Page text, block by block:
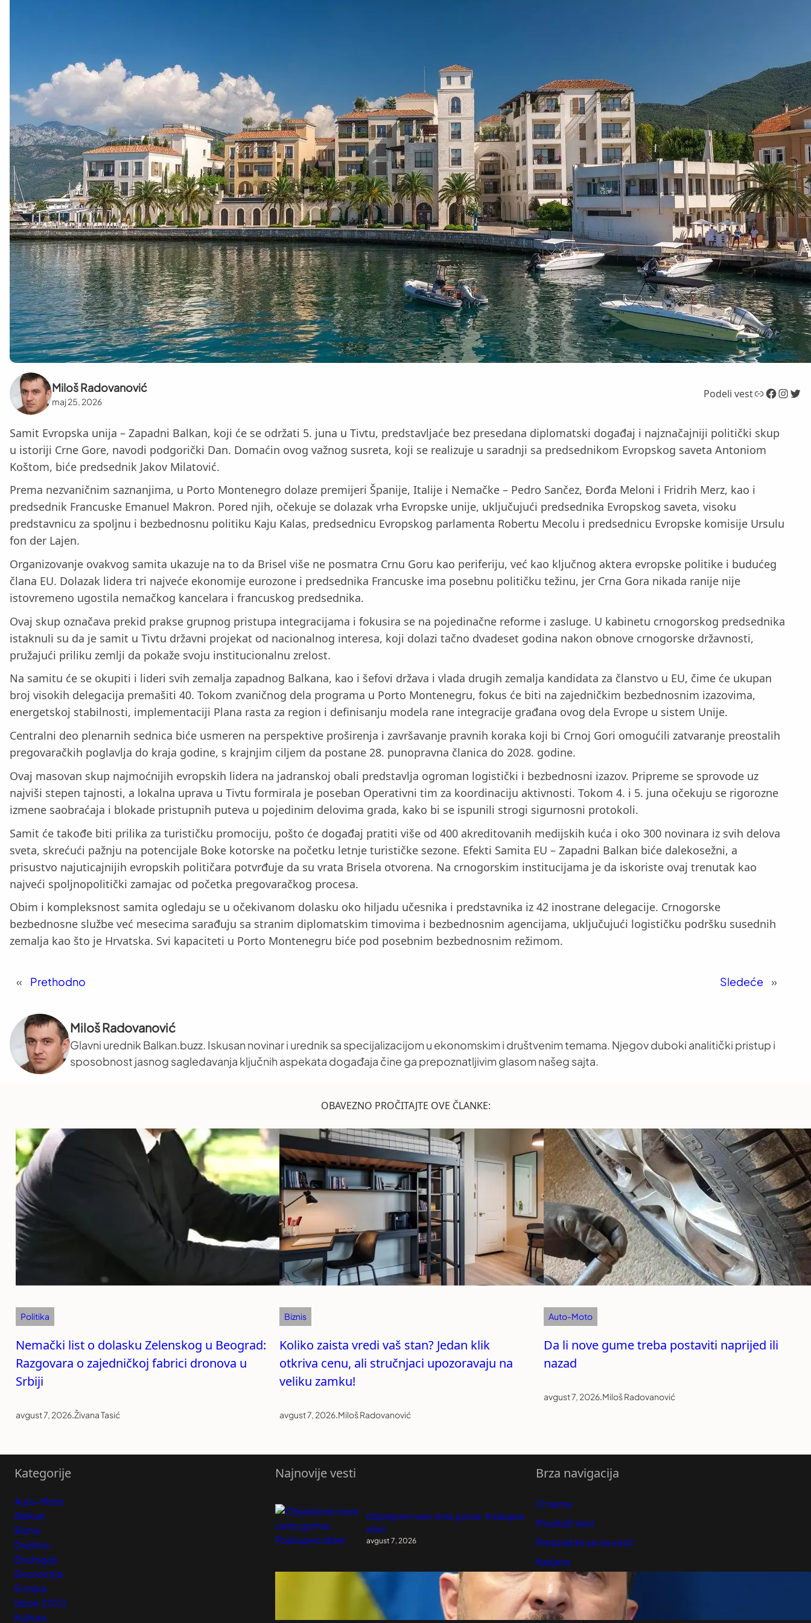
Miloš Radovanović
maj 25, 2026
Podeli vestLink Facebook InstagramTwitter
Samit Evropska unija – Zapadni Balkan, koji će se održati 5. juna u Tivtu, predstavljaće bez presedana diplomatski događaj i najznačajniji politički skup
u istoriji Crne Gore, navodi podgorički Dan. Domaćin ovog važnog susreta, koji se realizuje u saradnji sa predsednikom Evropskog saveta Antoniom
Koštom, biće predsednik Jakov Milatović.
Prema nezvaničnim saznanjima, u Porto Montenegro dolaze premijeri Španije, Italije i Nemačke – Pedro Sančez, Đorđa Meloni i Fridrih Merz, kao i
predsednik Francuske Emanuel Makron. Pored njih, očekuje se dolazak vrha Evropske unije, uključujući predsednika Evropskog saveta, visoku
predstavnicu za spoljnu i bezbednosnu politiku Kaju Kalas, predsednicu Evropskog parlamenta Robertu Mecolu i predsednicu Evropske komisije Ursulu
fon der Lajen.
Organizovanje ovakvog samita ukazuje na to da Brisel više ne posmatra Crnu Goru kao periferiju, već kao ključnog aktera evropske politike i budućeg
člana EU. Dolazak lidera tri najveće ekonomije eurozone i predsednika Francuske ima posebnu političku težinu, jer Crna Gora nikada ranije nije
istovremeno ugostila nemačkog kancelara i francuskog predsednika.
Ovaj skup označava prekid prakse grupnog pristupa integracijama i fokusira se na pojedinačne reforme i zasluge. U kabinetu crnogorskog predsednika
istaknuli su da je samit u Tivtu državni projekat od nacionalnog interesa, koji dolazi tačno dvadeset godina nakon obnove crnogorske državnosti,
pružajući priliku zemlji da pokaže svoju institucionalnu zrelost.
Na samitu će se okupiti i lideri svih zemalja zapadnog Balkana, kao i šefovi država i vlada drugih zemalja kandidata za članstvo u EU, čime će ukupan
broj visokih delegacija premašiti 40. Tokom zvaničnog dela programa u Porto Montenegru, fokus će biti na zajedničkim bezbednosnim izazovima,
energetskoj stabilnosti, implementaciji Plana rasta za region i definisanju modela rane integracije građana ovog dela Evrope u sistem Unije.
Centralni deo plenarnih sednica biće usmeren na perspektive proširenja i završavanje pravnih koraka koji bi Crnoj Gori omogućili zatvaranje preostalih
pregovaračkih poglavlja do kraja godine, s krajnjim ciljem da postane 28. punopravna članica do 2028. godine.
Ovaj masovan skup najmoćnijih evropskih lidera na jadranskoj obali predstavlja ogroman logistički i bezbednosni izazov. Pripreme se sprovode uz
najviši stepen tajnosti, a lokalna uprava u Tivtu formirala je poseban Operativni tim za koordinaciju aktivnosti. Tokom 4. i 5. juna očekuju se rigorozne
izmene saobraćaja i blokade pristupnih puteva u pojedinim delovima grada, kako bi se ispunili strogi sigurnosni protokoli.
Samit će takođe biti prilika za turističku promociju, pošto će događaj pratiti više od 400 akreditovanih medijskih kuća i oko 300 novinara iz svih delova
sveta, skrećući pažnju na potencijale Boke kotorske na početku letnje turističke sezone. Efekti Samita EU – Zapadni Balkan biće dalekosežni, a
prisustvo najuticajnijih evropskih političara potvrđuje da su vrata Brisela otvorena. Na crnogorskim institucijama je da iskoriste ovaj trenutak kao
najveći spoljnopolitički zamajac od početka pregovaračkog procesa.
Obim i kompleksnost samita ogledaju se u očekivanom dolasku oko hiljadu učesnika i predstavnika iz 42 inostrane delegacije. Crnogorske
bezbednosne službe već mesecima sarađuju sa stranim diplomatskim timovima i bezbednosnim agencijama, uključujući logističku podršku susednih
zemalja kao što je Hrvatska. Svi kapaciteti u Porto Montenegru biće pod posebnim bezbednosnim režimom.
« Prethodno Sledeće »
Miloš Radovanović
Glavni urednik Balkan.buzz. Iskusan novinar i urednik sa specijalizacijom u ekonomskim i društvenim temama. Njegov duboki analitički pristup i
sposobnost jasnog sagledavanja ključnih aspekata događaja čine ga prepoznatljivim glasom našeg sajta.
OBAVEZNO PROČITAJTE OVE ČLANKE:
Politika
Nemački list o dolasku Zelenskog u Beograd:
Razgovara o zajedničkoj fabrici dronova u
Srbiji
avgust 7, 2026.Živana Tasić
Biznis
Koliko zaista vredi vaš stan? Jedan klik
otkriva cenu, ali stručnjaci upozoravaju na
veliku zamku!
avgust 7, 2026.Miloš Radovanović
Auto-Moto
Da li nove gume treba postaviti naprijed ili
nazad
avgust 7, 2026.Miloš Radovanović
Kategorije
Auto-Moto
Balkan
Biznis
Društvo
Ekologija
Ekonomija
Evropa
Izbori 2023
Kultura
Najnovije vesti
Objavljene nove cene goriva: Poskupeo
dizel
avgust 7, 2026
Poseta Zelenskog Beogradu važna za
Kijev
avgust 7, 2026
Brza navigacija
O nama
Predloži Vest
Pretplatite se na vesti
Karijera
Marketing
Kontakt